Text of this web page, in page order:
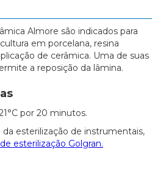
Almore são indicados para
em porcelana, resina
de cerâmica. Uma de suas
a reposição da lâmina.
por 20 minutos.
da esterilização de instrumentais,
esterilização Golgran.